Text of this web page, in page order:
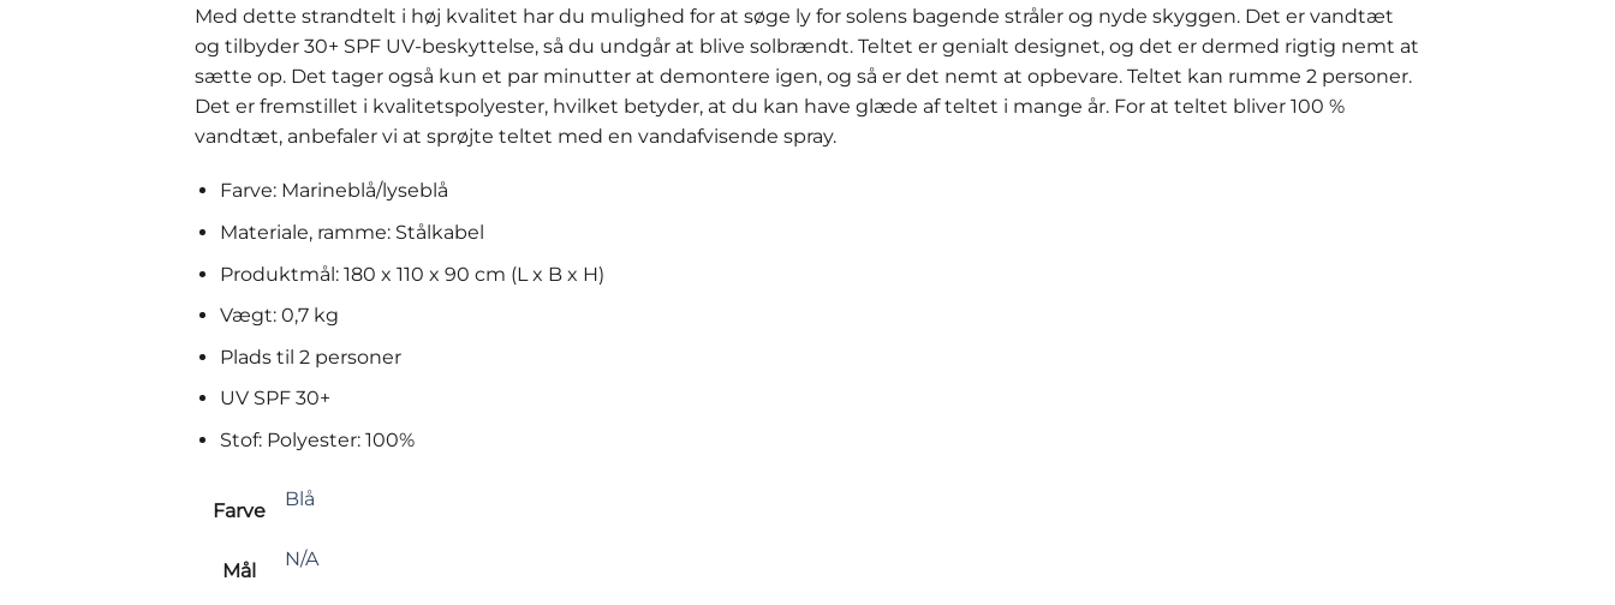
Med dette strandtelt i høj kvalitet har du mulighed for at søge ly for solens bagende stråler og nyde skyggen. Det er vandtæt
og tilbyder 30+ SPF UV-beskyttelse, så du undgår at blive solbrændt. Teltet er genialt designet, og det er dermed rigtig nemt at
sætte op. Det tager også kun et par minutter at demontere igen, og så er det nemt at opbevare. Teltet kan rumme 2 personer.
Det er fremstillet i kvalitetspolyester, hvilket betyder, at du kan have glæde af teltet i mange år. For at teltet bliver 100 %
vandtæt, anbefaler vi at sprøjte teltet med en vandafvisende spray.
Farve: Marineblå/lyseblå
Materiale, ramme: Stålkabel
Produktmål: 180 x 110 x 90 cm (L x B x H)
Vægt: 0,7 kg
Plads til 2 personer
UV SPF 30+
Stof: Polyester: 100%
Farve
Blå
Mål
N/A